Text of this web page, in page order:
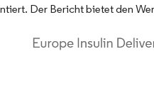
Der Bericht bietet den